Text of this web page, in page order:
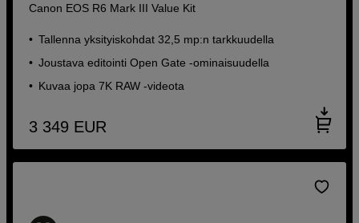
Canon EOS R6 Mark III Value Kit
Tallenna yksityiskohdat 32,5 mp:n tarkkuudella
Joustava editointi Open Gate -ominaisuudella
Kuvaa jopa 7K RAW -videota
3 349 EUR